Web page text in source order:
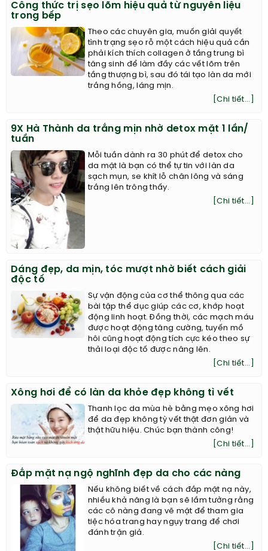
Công thức trị sẹo lõm hiệu quả từ nguyên liệu
trong bếp
Theo các chuyên gia, muốn giải quyết
tình trạng sẹo rỗ một cách hiệu quả cần
phải kích thích collagen ở tầng trung bì
tăng sinh để làm đầy các vết lõm trên
tầng thượng bì, sau đó tái tạo làn da mới
trắng hồng, láng mịn.
[Chi tiết...]
9X Hà Thành da trắng mịn nhờ detox mặt 1 lần/
tuần
Mỗi tuần dành ra 30 phút để detox cho
da mặt là bạn có thể tự tin với làn da
sạch mụn, se khít lỗ chân lông và sáng
trắng lên trông thấy.
[Chi tiết...]
Dáng đẹp, da mịn, tóc mượt nhờ biết cách giải
độc tố
Sự vận động của cơ thể thông qua các
bài tập thể dục giúp các cơ, khớp hoạt
động linh hoạt. Đồng thời, các mạch máu
được hoạt động tăng cường, tuyến mồ
hôi cũng hoạt động tích cực kéo theo sự
thải loại độc tố được nâng lên.
[Chi tiết...]
Xông hơi để có làn da khỏe đẹp không tì vết
Thanh lọc da mùa hè bằng mẹo xông hơi
để da đẹp không tỳ vết thật đơn giản và
thật hữu hiệu. Chúc bạn thành công!
[Chi tiết...]
Đắp mặt nạ ngộ nghĩnh đẹp da cho các nàng
Nếu không biết về cách đắp mặt nạ này,
nhiều khả năng là bạn sẽ lầm tưởng rằng
các cô nàng đang vẽ mặt để tham gia
tiệc hóa trang hay ngụy trang để chơi
đánh trận giả.
[Chi tiết...]